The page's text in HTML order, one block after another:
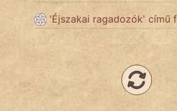
cinege
Jób Gedeon
'Éjszakai ragadozók' című